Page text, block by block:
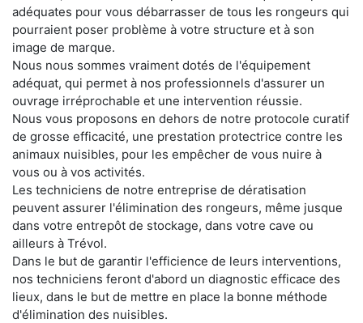
adéquates pour vous débarrasser de tous les rongeurs qui
pourraient poser problème à votre structure et à son
image de marque.
Nous nous sommes vraiment dotés de l'équipement
adéquat, qui permet à nos professionnels d'assurer un
ouvrage irréprochable et une intervention réussie.
Nous vous proposons en dehors de notre protocole curatif
de grosse efficacité, une prestation protectrice contre les
animaux nuisibles, pour les empêcher de vous nuire à
vous ou à vos activités.
Les techniciens de notre entreprise de dératisation
peuvent assurer l'élimination des rongeurs, même jusque
dans votre entrepôt de stockage, dans votre cave ou
ailleurs à Trévol.
Dans le but de garantir l'efficience de leurs interventions,
nos techniciens feront d'abord un diagnostic efficace des
lieux, dans le but de mettre en place la bonne méthode
d'élimination des nuisibles.